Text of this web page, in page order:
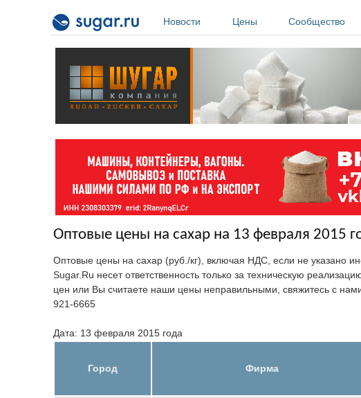
Новости
Цены Сообщество
Оптовые цены на сахар на 13 февраля 2015
Оптовые цены на сахар (руб./кг), включая НДС, если не указано
Sugar.Ru несет ответственность только за техническую
цен или Вы считаете наши цены неправильными, свяжитесь с
921-6665
Дата: 13 февраля 2015 года
Город Фирма